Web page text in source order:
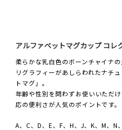
アルファベットマグカップ コレ
柔らかな乳白色のボーンチャイナ
リグラフィーがあしらわれたナチ
トマグ」。
年齢や性別を問わずお使いいただ
応の便利さが人気のポイントです。
A、C、D、E、F、H、J、K、M、